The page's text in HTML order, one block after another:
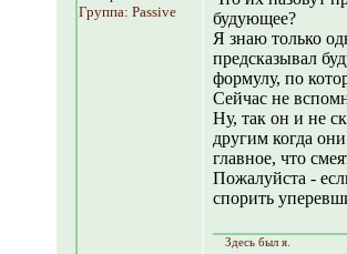
Группа: Passive
будующее?
Я знаю только
предсказывал
формулу, по
Сейчас не
Ну, так он и не
другим когда
главное, что
Пожалуйста -
спорить
Здесь был я.